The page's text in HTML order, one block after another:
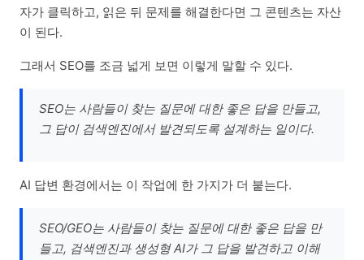
자가 클릭하고, 읽은 뒤 문제를 해결한다면 그 콘텐츠는 자산
이 된다.
그래서 SEO를 조금 넓게 보면 이렇게 말할 수 있다.
SEO는 사람들이 찾는 질문에 대한 좋은 답을 만들고,
그 답이 검색엔진에서 발견되도록 설계하는 일이다.
AI 답변 환경에서는 이 작업에 한 가지가 더 붙는다.
SEO/GEO는 사람들이 찾는 질문에 대한 좋은 답을 만
들고, 검색엔진과 생성형 AI가 그 답을 발견하고 이해